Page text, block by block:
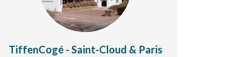
TiffenCogé - Saint-Cloud & Paris